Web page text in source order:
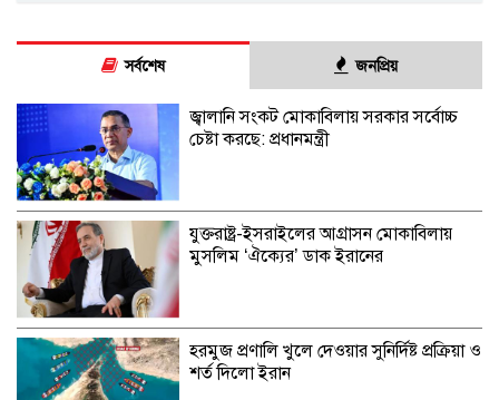
সর্বশেষ জনপ্রিয়
জ্বালানি সংকট মোকাবিলায় সরকার সর্বোচ্চ
চেষ্টা করছে: প্রধানমন্ত্রী
যুক্তরাষ্ট্র-ইসরাইলের আগ্রাসন মোকাবিলায়
মুসলিম ‘ঐক্যের’ ডাক ইরানের
হরমুজ প্রণালি খুলে দেওয়ার সুনির্দিষ্ট প্রক্রিয়া ও
শর্ত দিলো ইরান